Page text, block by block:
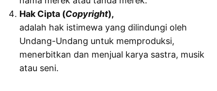
Hak Cipta (Copyright),
adalah hak istimewa yang dilindungi oleh
Undang-Undang untuk memproduksi,
menerbitkan dan menjual karya sastra, musik
atau seni.